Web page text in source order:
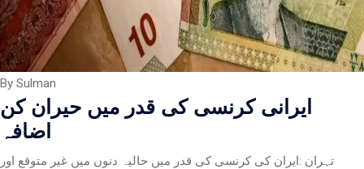
By Sulman
ایرانی کرنسی کی قدر میں حیران کن
اضافہ
تہران :ایران کی کرنسی کی قدر میں حالیہ دنوں میں غیر متوقع اور